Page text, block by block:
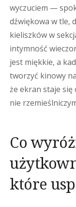
wyczuciem —
dźwiękowa w tle,
kieliszków w
intymność
jest miękkie, a
tworzyć kinowy
że ekran staje
nie
Co
które